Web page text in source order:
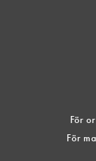
För
För